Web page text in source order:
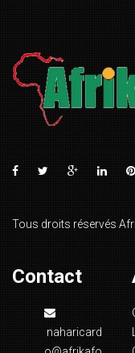
Tous droits réservés
Contact
naharicard